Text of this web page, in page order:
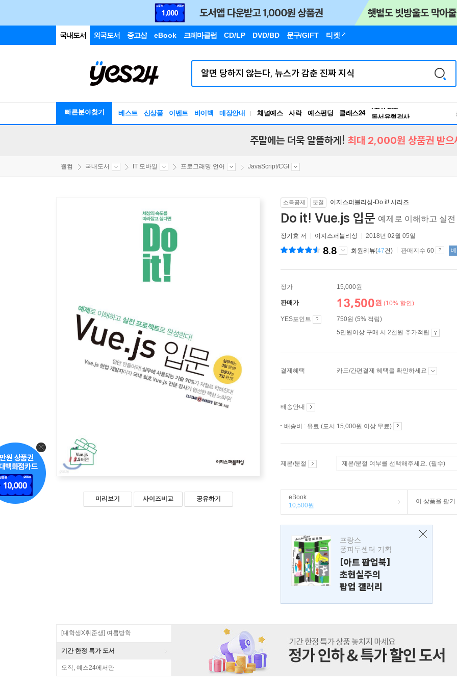
국내도서 외국도서 중고샵 eBook 크레마클럽 CD/LP DVD/BD 문구/GIFT 티켓
빠른분야찾기 베스트 신상품 이벤트 바이백 매장안내 채널예스 사락 예스펀딩 클래스24
독서유형검사
RBTI Lab
주말에는 더욱 알뜰하게! 최대 2,000원 상품권 받으
웰컴 국내도서 IT 모바일 프로그래밍 언어 JavaScript/CGI
미리보기 사이즈비교 공유하기
소득공제 분철 이지스퍼블리싱-Do it! 시리즈
Do it! Vue.js 입문 예제로 이해하고 실
장기효 저 이지스퍼블리싱 2018년 02월 05일
8.8 회원리뷰(47건) 판매지수 60
정가 15,000원
판매가 13,500원 (10% 할인)
YES포인트
750원 (5% 적립)
5만원이상 구매 시 2천원 추가적립
결제혜택 카드/간편결제 혜택을 확인하세요
배송안내
배송비 : 유료 (도서 15,000원 이상 무료)
제본/분철 제본/분철 여부를 선택해주세요. (필수)
eBook
10,500원
이 상품을 팔기
프랑스
퐁피두센터 기획
[아트 팝업북]
초현실주의
팝업 갤러리
[대학생X취준생] 여름방학
기간 한정 특가 도서
오직, 예스24에서만